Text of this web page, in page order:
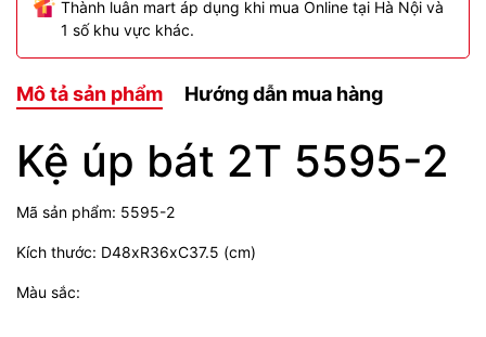
Thành luân mart áp dụng khi mua Online tại Hà Nội và
1 số khu vực khác.
Mô tả sản phẩm Hướng dẫn mua hàng
Kệ úp bát 2T 5595-2
Mã sản phẩm: 5595-2
Kích thước: D48xR36xC37.5 (cm)
Màu sắc: